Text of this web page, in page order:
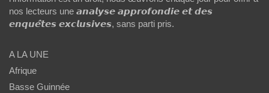
nos lecteurs une 𝙖𝙣𝙖𝙡𝙮𝙨𝙚 𝙖𝙥𝙥𝙧𝙤𝙛𝙤𝙣𝙙𝙞𝙚 𝙚𝙩 𝙙𝙚𝙨
𝙚𝙣𝙦𝙪𝙚̂𝙩𝙚𝙨 𝙚𝙭𝙘𝙡𝙪𝙨𝙞𝙫𝙚𝙨, sans parti pris.
A LA UNE
Afrique
Basse Guinnée